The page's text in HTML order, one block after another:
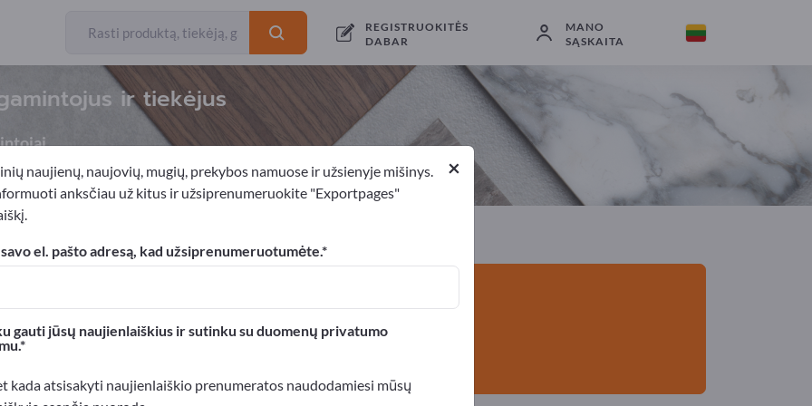
REGISTRUOKITĖS
DABAR
MANO
SĄSKAITA
ir tiekėjus
Eksportuotojai 2 Gamintojai
kontaktai >> pradėkite čia
Exportpages svetainėje.
>> publikuokite čia
×
naujienų, naujovių, mugių, prekybos namuose ir užsienyje mišinys.
anksčiau už kitus ir užsiprenumeruokite "Exportpages"
el. pašto adresą, kad užsiprenumeruotumėte.
gauti jūsų naujienlaiškius ir sutinku su duomenų privatumo
kada atsisakyti naujienlaiškio prenumeratos naudodamiesi mūsų